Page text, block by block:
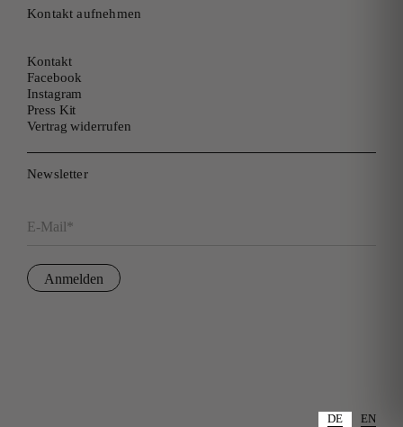
Kontakt aufnehmen
Kontakt
Facebook
Instagram
Press Kit
Vertrag widerrufen
Newsletter
E-Mail*
Anmelden
DE EN